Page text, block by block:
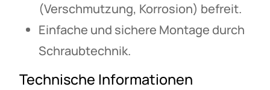
(Verschmutzung, Korrosion) befreit.
Einfache und sichere Montage durch
Schraubtechnik.
Technische Informationen